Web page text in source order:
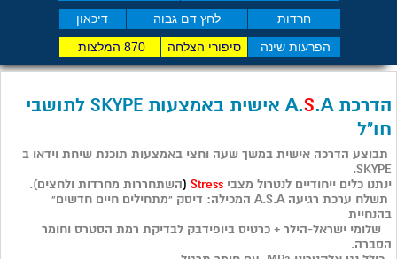
חרדות לחץ דם גבוה דיכאון
הפרעות שינה סיפורי הצלחה 870 המלצות
הדרכת A. S
.A אישית באמצעות SKYPE לתושבי
חו"ל
תבוצע הדרכה אישית במשך שעה וחצי באמצעות תוכנת שיחת וידאו ב
SKYPE.
ינתנו כלים ייחודיים לנטרול מצבי Stress
(השתחררות מחרדות ולחצים).
תשלח ערכת רגיעה A.S.A המכילה: דיסק "מתחילים חיים חדשים"
בהנחיית
שלומי ישראל-הילר + כרטיס ביופידבק לבדיקת רמת הסטרס וחומר
הסברה.